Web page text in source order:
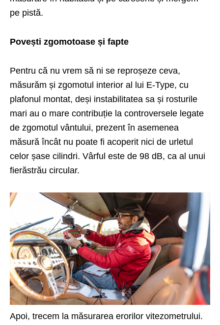
pe pistă.
Povești zgomotoase și fapte
Pentru că nu vrem să ni se reproșeze ceva,
măsurăm și zgomotul interior al lui E-Type, cu
plafonul montat, deși instabilitatea sa și rosturile
mari au o mare contribuție la controversele legate
de zgomotul vântului, prezent în asemenea
măsură încât nu poate fi acoperit nici de urletul
celor șase cilindri. Vârful este de 98 dB, ca al unui
fierăstrău circular.
Apoi, trecem la măsurarea erorilor vitezometrului.